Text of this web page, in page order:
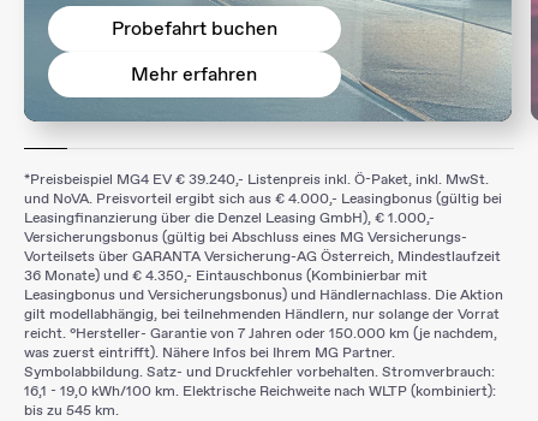
Probefahrt buchen
Mehr erfahren
*Preisbeispiel MG4 EV € 39.240,- Listenpreis inkl. Ö-Paket, inkl. MwSt.
und NoVA. Preisvorteil ergibt sich aus € 4.000,- Leasingbonus (gültig bei
Leasingfinanzierung über die Denzel Leasing GmbH), € 1.000,-
Versicherungsbonus (gültig bei Abschluss eines MG Versicherungs-
Vorteilsets über GARANTA Versicherung-AG Österreich, Mindestlaufzeit
36 Monate) und € 4.350,- Eintauschbonus (Kombinierbar mit
Leasingbonus und Versicherungsbonus) und Händlernachlass. Die Aktion
gilt modellabhängig, bei teilnehmenden Händlern, nur solange der Vorrat
reicht. °Hersteller- Garantie von 7 Jahren oder 150.000 km (je nachdem,
was zuerst eintrifft). Nähere Infos bei Ihrem MG Partner.
Symbolabbildung. Satz- und Druckfehler vorbehalten. Stromverbrauch:
16,1 - 19,0 kWh/100 km. Elektrische Reichweite nach WLTP (kombiniert):
bis zu 545 km.